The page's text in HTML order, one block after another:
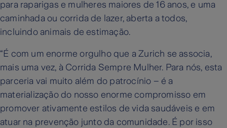
para raparigas e mulheres maiores de 16 anos, e uma
caminhada ou corrida de lazer, aberta a todos,
incluindo animais de estimação.
“É com um enorme orgulho que a Zurich se associa,
mais uma vez, à Corrida Sempre Mulher. Para nós, esta
parceria vai muito além do patrocínio – é a
materialização do nosso enorme compromisso em
promover ativamente estilos de vida saudáveis e em
atuar na prevenção junto da comunidade. É por isso